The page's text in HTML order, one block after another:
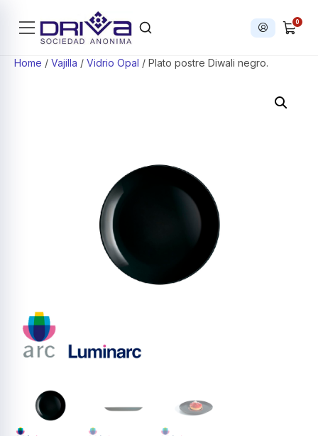
Iniciar
0
Home / Vajilla / Vidrio Opal / Plato postre Diwali negro.